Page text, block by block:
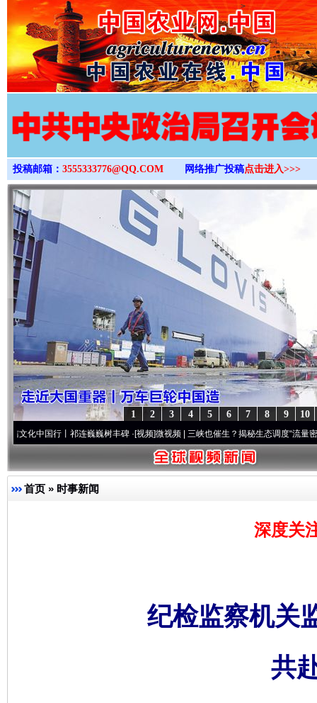
>
投稿邮箱： 3555333776@QQ.COM 网络推广投稿点击进入>>>
10
9
8
7
6
5
4
3
2
1
行丨祁连巍巍树丰碑·[视频]微视频 | 三峡也催生？揭秘生态调度“流量密..·[视频]廉
首页 » 时事新闻
深度关
纪检监察机关
共